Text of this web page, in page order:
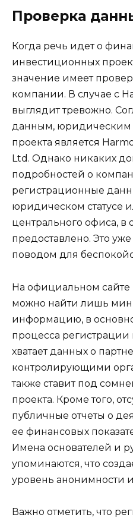
Проверка
Когда речь идет о
инвестиционных
значение имеет
компании. В случае с
выглядит тревожно.
данным, юридическим
проекта является
Ltd. Однако никаких
подробностей о
регистрационные
юридическом статусе
центрального офиса, в
предоставлено. Это
поводом для
На официальном сайте
можно найти лишь
информацию, в
процесса регистрации
хватает данных о
контролирующими
также ставит под
проекта. Кроме того,
публичные отчеты о
ее финансовых
Имена основателей и
упоминаются, что
уровень анонимности
Важно отметить, что